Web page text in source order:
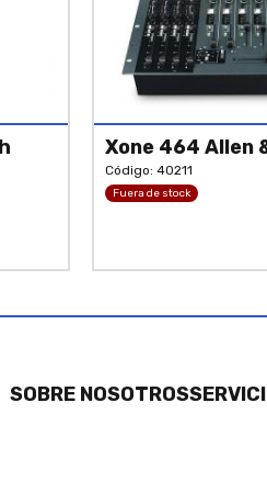
Xone 464 Allen
Código: 40211
Fuera de stock
SOBRE NOSOTROS